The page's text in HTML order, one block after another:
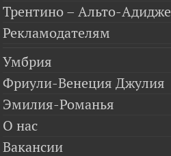
Трентино – Альто-Адидже
Рекламодателям
Умбрия
Фриули-Венеция Джулия
Эмилия-Романья
О нас
Вакансии